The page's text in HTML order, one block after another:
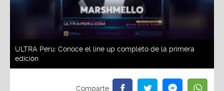
ULTRA Perú: Conoce el line up completo de la primera
edición